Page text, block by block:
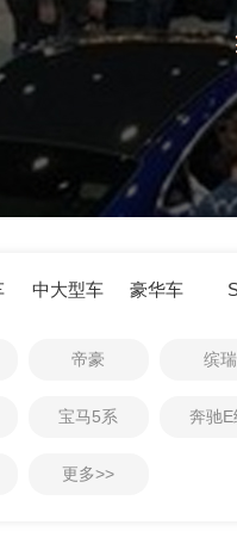
中大型车 豪华车
帝豪 缤瑞
宝马5系 奔驰E
更多>>
0
2
0
3
4